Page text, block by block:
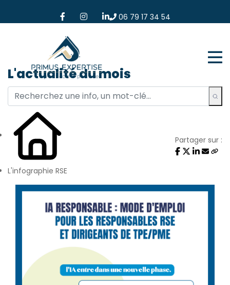
06 79 17 34 54
L'actualité du mois
L'infographie RSE
Partager sur :